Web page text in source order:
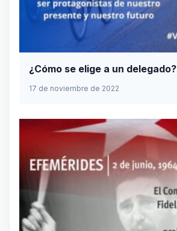
¿Cómo se elige a un delegado?
17 de noviembre de 2022